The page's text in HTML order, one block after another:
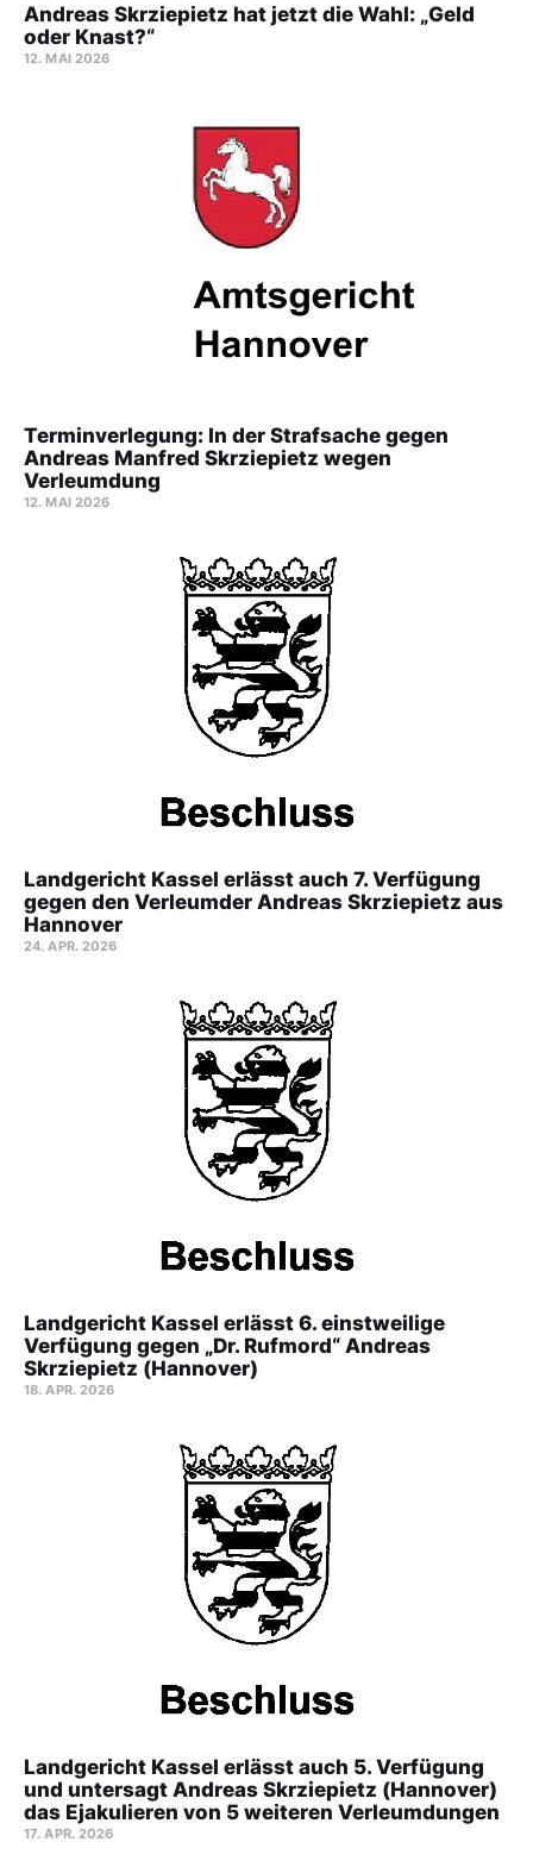
Andreas Skrziepietz hat jetzt die Wahl: „Geld
oder Knast?“
12. MAI 2026
Terminverlegung: In der Strafsache gegen
Andreas Manfred Skrziepietz wegen
Verleumdung
12. MAI 2026
Landgericht Kassel erlässt auch 7. Verfügung
gegen den Verleumder Andreas Skrziepietz aus
Hannover
24. APR. 2026
Landgericht Kassel erlässt 6. einstweilige
Verfügung gegen „Dr. Rufmord“ Andreas
Skrziepietz (Hannover)
18. APR. 2026
Landgericht Kassel erlässt auch 5. Verfügung
und untersagt Andreas Skrziepietz (Hannover)
das Ejakulieren von 5 weiteren Verleumdungen
17. APR. 2026